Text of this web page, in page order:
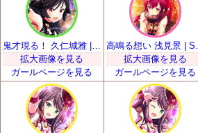
拡大画像を見る
ガールページを見る
拡大画像を見る
ガールページを見る